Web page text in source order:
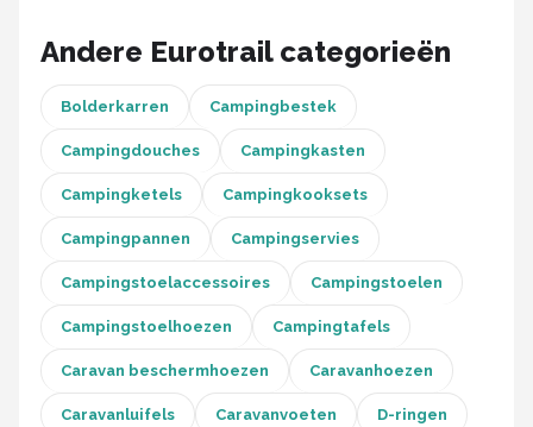
Camp
LifeGoods
Bo-Camp
NOMAD
Gimeg
Campingaz
Quechua
Andere Eurotrail categorieën
Bolderkarren Campingbestek
Campingdouches Campingkasten
Campingketels Campingkooksets
Campingpannen Campingservies
Campingstoelaccessoires Campingstoelen
Campingstoelhoezen Campingtafels
Caravan beschermhoezen Caravanhoezen
Caravanluifels Caravanvoeten D-ringen